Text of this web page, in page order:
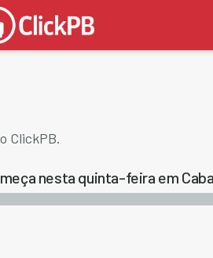
ClickPB.
nesta quinta-feira em